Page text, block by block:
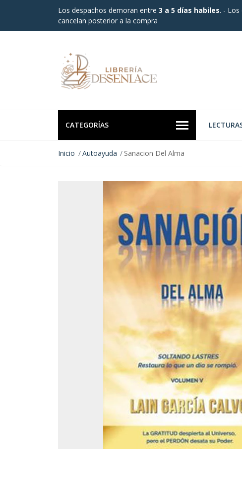
Los despachos demoran entre 3 a 5 días habiles. - Los
cancelan posterior a la compra
CATEGORÍAS
Inicio Autoayuda Sanacion Del Alma